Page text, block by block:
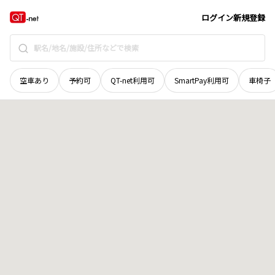
ログイン新規登録
空車あり 予約可 QT-net利用可 SmartPay利用可 車椅子
岡山県